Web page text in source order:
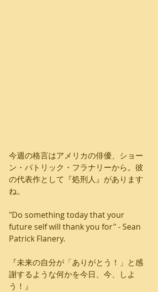
今週の格言はアメリカの俳優、ショー
ン・パトリック・フラナリーから。彼
の代表作として『処刑人』があります
ね。
"Do something today that your
future self will thank you for" - Sean
Patrick Flanery.
『未来の自分が「ありがとう！」と感
謝するような何かを今日、今、しよ
う！』